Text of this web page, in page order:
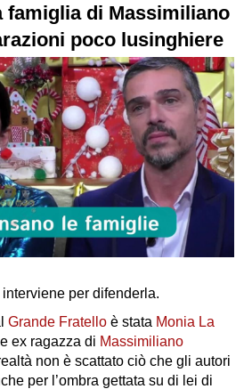
famiglia di Massimiliano
poco lusinghiere
per difenderla.
Grande Fratello è stata Monia La
ex ragazza di Massimiliano
non è scattato ciò che gli autori
per l’ombra gettata su di lei di